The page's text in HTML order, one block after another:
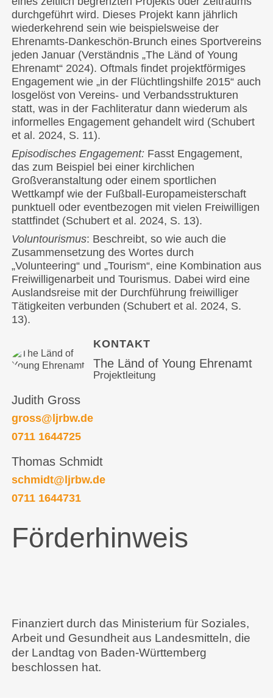
KONTAKT
The Länd of Young Ehrenamt
Projektleitung
Judith Gross
gross@ljrbw.de
0711 1644725
Thomas Schmidt
schmidt@ljrbw.de
0711 1644731
Förderhinweis
Finanziert durch das Ministerium für Soziales,
Arbeit und Gesundheit aus Landesmitteln, die
der Landtag von Baden-Württemberg
beschlossen hat.
durchgeführt wird. Dieses Projekt kann jährlich
wiederkehrend sein wie beispielsweise der
Ehrenamts-Dankeschön-Brunch eines Sportvereins
jeden Januar (Verständnis „The Länd of Young
Ehrenamt“ 2024). Oftmals findet projektförmiges
Engagement wie „in der Flüchtlingshilfe 2015“ auch
losgelöst von Vereins- und Verbandsstrukturen
statt, was in der Fachliteratur dann wiederum als
informelles Engagement gehandelt wird (Schubert
et al. 2024, S. 11).
Episodisches Engagement:Fasst Engagement,
das zum Beispiel bei einer kirchlichen
Großveranstaltung oder einem sportlichen
Wettkampf wie der Fußball-Europameisterschaft
punktuell oder eventbezogen mit vielen Freiwilligen
stattfindet (Schubert et al. 2024, S. 13).
Voluntourismus: Beschreibt, so wie auch die
Zusammensetzung des Wortes durch
„Volunteering“ und „Tourism“, eine Kombination aus
Freiwilligenarbeit und Tourismus. Dabei wird eine
Auslandsreise mit der Durchführung freiwilliger
Tätigkeiten verbunden (Schubert et al. 2024, S.
13).